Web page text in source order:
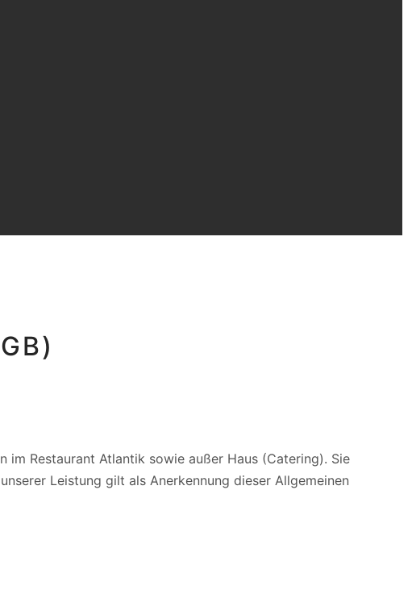
im Restaurant Atlantik sowie außer Haus (Catering). Sie
Leistung gilt als Anerkennung dieser Allgemeinen